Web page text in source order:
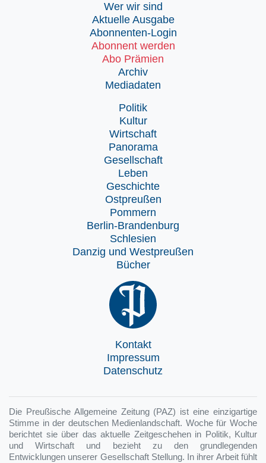
Wer wir sind
Aktuelle Ausgabe
Abonnenten-Login
Abonnent werden
Abo Prämien
Archiv
Mediadaten
Politik
Kultur
Wirtschaft
Panorama
Gesellschaft
Leben
Geschichte
Ostpreußen
Pommern
Berlin-Brandenburg
Schlesien
Danzig und Westpreußen
Bücher
Kontakt
Impressum
Datenschutz
Die Preußische Allgemeine Zeitung (PAZ) ist eine einzigartige
Stimme in der deutschen Medienlandschaft. Woche für Woche
berichtet sie über das aktuelle Zeitgeschehen in Politik, Kultur
und Wirtschaft und bezieht zu den grundlegenden
Entwicklungen unserer Gesellschaft Stellung. In ihrer Arbeit fühlt